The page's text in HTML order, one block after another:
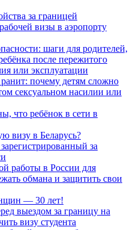
за границей
визы в аэропорту
шаги для родителей,
после пережитого
или эксплуатации
почему детям сложно
сексуальном насилии или
что ребёнок в сети в
визу в Беларусь?
за
работы в России для
обмана и защитить свои
— 30 лет!
выездом за границу на
визу студента